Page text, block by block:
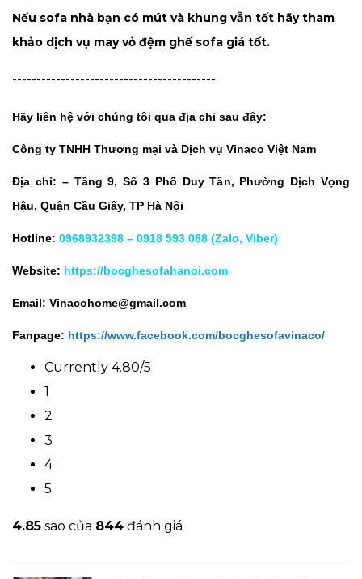
Nếu sofa nhà bạn có mút và khung vẫn tốt hãy tham
khảo dịch vụ may vỏ đệm ghế sofa giá tốt.
------------------------------------------
Hãy liên hệ với chúng tôi qua địa chỉ sau đây:
Công ty TNHH Thương mại và Dịch vụ Vinaco Việt Nam
Địa chỉ: – Tầng 9, Số 3 Phố Duy Tân, Phường Dịch Vọng
Hậu, Quận Cầu Giấy, TP Hà Nội
Hotline: 0968932398 – 0918 593 088 (Zalo, Viber)
Website: https://bocghesofahanoi.com
Email: Vinacohome@gmail.com
Fanpage: https://www.facebook.com/bocghesofavinaco/
Currently 4.80/5
1
2
3
4
5
4.85 sao của 844 đánh giá